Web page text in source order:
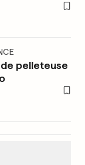
pelleteuse